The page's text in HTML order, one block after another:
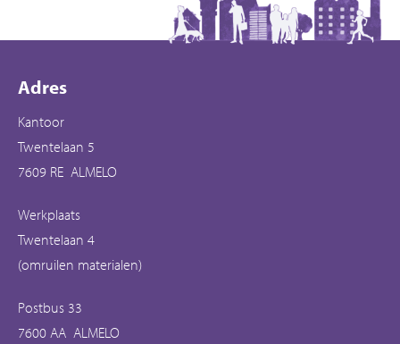
Contactinformatie
Adres
Kantoor
Twentelaan 5
7609 RE ALMELO
Werkplaats
Twentelaan 4
(omruilen materialen)
Postbus 33
7600 AA ALMELO